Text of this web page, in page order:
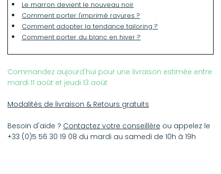
Le marron devient le nouveau noir
Comment porter l'imprimé rayures ?
Comment adopter la tendance tailoring ?
Comment porter du blanc en hiver ?
Commandez aujourd'hui pour une livraison estimée entre
mardi 11 août et jeudi 13 août
Modalités de livraison & Retours gratuits
Besoin d'aide ? Contactez votre conseillère ou appelez le
+33 (0)5 56 30 19 08 du mardi au samedi de 10h à 19h